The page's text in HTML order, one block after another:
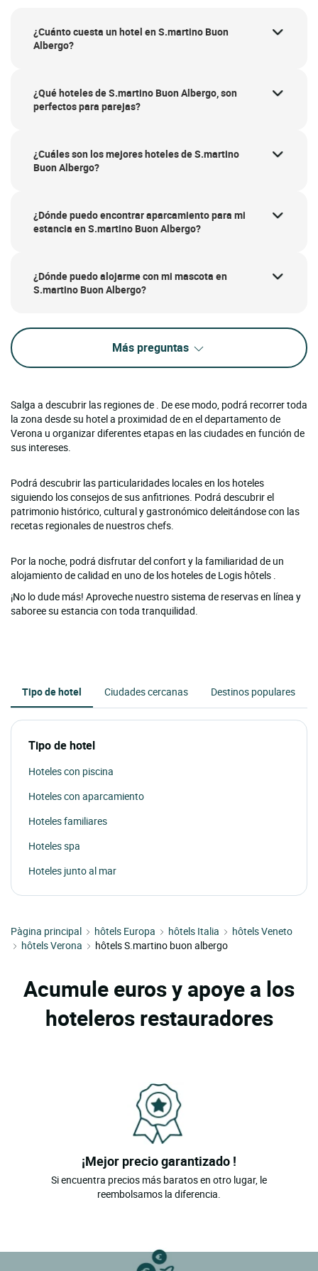
¿Cuánto cuesta un hotel en S.martino Buon
Albergo?
¿Qué hoteles de S.martino Buon Albergo, son
perfectos para parejas?
¿Cuáles son los mejores hoteles de S.martino
Buon Albergo?
¿Dónde puedo encontrar aparcamiento para mi
estancia en S.martino Buon Albergo?
¿Dónde puedo alojarme con mi mascota en
S.martino Buon Albergo?
Más preguntas
Salga a descubrir las regiones de . De ese modo, podrá recorrer toda
la zona desde su hotel a proximidad de en el departamento de
Verona u organizar diferentes etapas en las ciudades en función de
sus intereses.
Podrá descubrir las particularidades locales en los hoteles
siguiendo los consejos de sus anfitriones. Podrá descubrir el
patrimonio histórico, cultural y gastronómico deleitándose con las
recetas regionales de nuestros chefs.
Por la noche, podrá disfrutar del confort y la familiaridad de un
alojamiento de calidad en uno de los hoteles de Logis hôtels .
¡No lo dude más! Aproveche nuestro sistema de reservas en línea y
saboree su estancia con toda tranquilidad.
Tipo de hotel Ciudades cercanas Destinos populares
Tipo de hotel
Hoteles con piscina
Hoteles con aparcamiento
Hoteles familiares
Hoteles spa
Hoteles junto al mar
Pàgina principal hôtels Europa hôtels Italia
hôtels Veneto
hôtels Verona
hôtels S.martino buon albergo
Acumule euros y apoye a los
hoteleros restauradores
¡Mejor precio garantizado !
Si encuentra precios más baratos en otro lugar, le
reembolsamos la diferencia.